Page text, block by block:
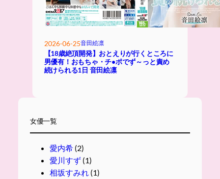
2026-06-25音田絵凛
【18歳絶頂開発】おとえりが行くところに
男優有！おもちゃ・チ●ポでず～っと責め
続けられる1日 音田絵凛
女優一覧
愛内希(2)
愛川すず(1)
相坂すみれ (1)